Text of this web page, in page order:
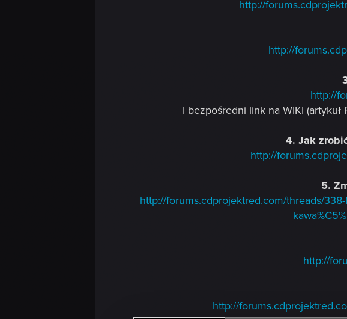
http://
http://
http://
I bezpośredni link na WIKI (artykuł
4. Jak
http://
5.
http://forums.cdprojektred.com/threads/
http://
http://